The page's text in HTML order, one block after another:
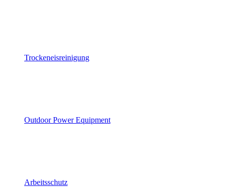
Trockeneisreinigung
Outdoor Power Equipment
Arbeitsschutz